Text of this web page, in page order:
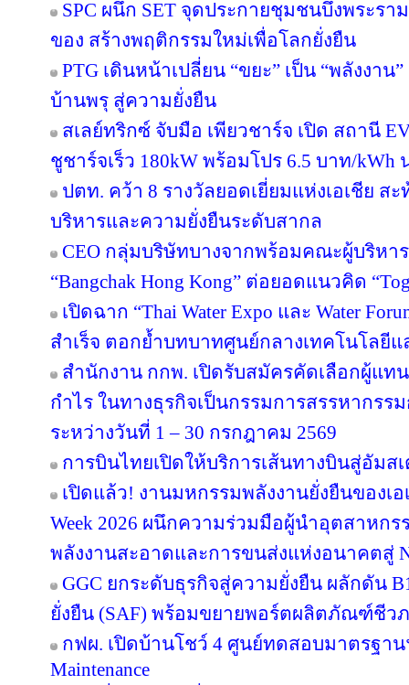
SPC ผนึก SET จุดประกายชุมชนบึงพระร
ของ สร้างพฤติกรรมใหม่เพื่อโลกยั่งยืน
PTG เดินหน้าเปลี่ยน “ขยะ” เป็น “พลังง
บ้านพรุ สู่ความยั่งยืน
สเลย์ทริกซ์ จับมือ เพียวชาร์จ เปิด สถานี
ชูชาร์จเร็ว 180kW พร้อมโปร 6.5 บาท/kWh
ปตท. คว้า 8 รางวัลยอดเยี่ยมแห่งเอเชีย
บริหารและความยั่งยืนระดับสากล
CEO กลุ่มบริษัทบางจากพร้อมคณะผู้บริหา
“Bangchak Hong Kong” ต่อยอดแนวคิด
เปิดฉาก “Thai Water Expo และ Water
สำเร็จ ตอกย้ำบทบาทศูนย์กลางเทคโนโล
สำนักงาน กกพ. เปิดรับสมัครคัดเลือกผู้แท
กำไร ในทางธุรกิจเป็นกรรมการสรรหากรร
ระหว่างวันที่ 1 – 30 กรกฎาคม 2569
การบินไทยเปิดให้บริการเส้นทางบินสู่อัมส
เปิดแล้ว! งานมหกรรมพลังงานยั่งยืนของเอเ
Week 2026 ผนึกความร่วมมือผู้นำอุตสาหก
พลังงานสะอาดและการขนส่งแห่งอนาคตสู่
GGC ยกระดับธุรกิจสู่ความยั่งยืน ผลักดัน
ยั่งยืน (SAF) พร้อมขยายพอร์ตผลิตภัณฑ์ชีว
กฟผ. เปิดบ้านโชว์ 4 ศูนย์ทดสอบมาตรฐาน
Maintenance